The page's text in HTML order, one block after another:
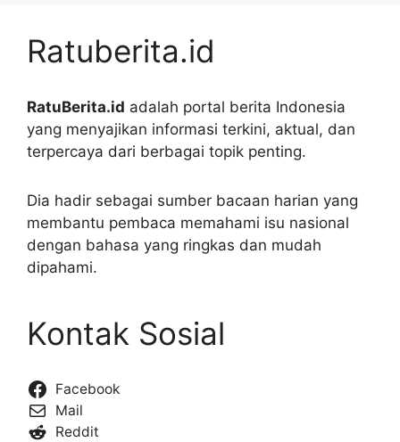
Ratuberita.id
RatuBerita.id adalah portal berita Indonesia
yang menyajikan informasi terkini, aktual, dan
terpercaya dari berbagai topik penting.
Dia hadir sebagai sumber bacaan harian yang
membantu pembaca memahami isu nasional
dengan bahasa yang ringkas dan mudah
dipahami.
Kontak Sosial
Facebook
Mail
Reddit